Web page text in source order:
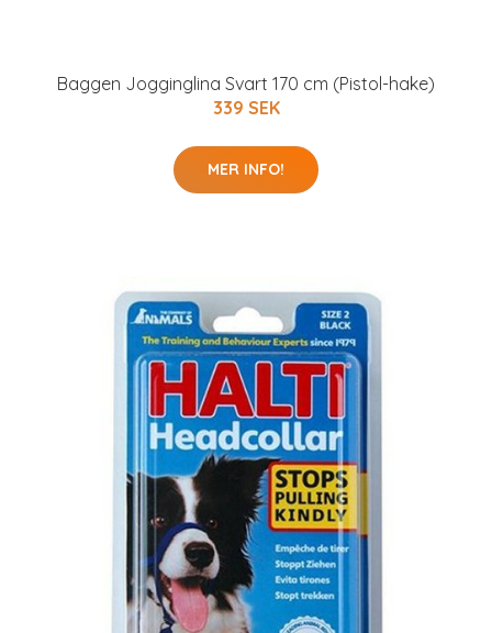
Baggen Jogginglina Svart 170 cm (Pistol-hake)
339 SEK
MER INFO!